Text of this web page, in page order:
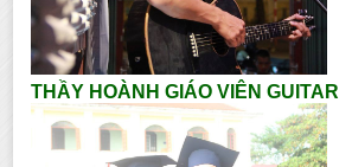
THẦY HOÀNH GIÁO VIÊN GUITAR